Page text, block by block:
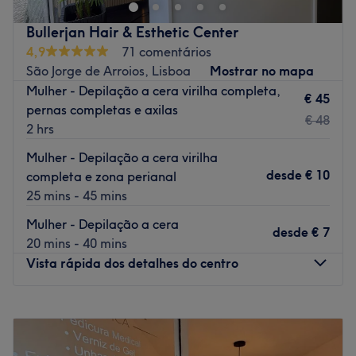
natural, reserva já e comprova por ti mesma!
Transporte público mais próximo:
A quatro minutos a pé da paragem de Metro 'Avenida'.
A equipa:
Uma equipa com anos de experiência no sector e
tratamentos.
O que mais gostamos:
Especializados em: cortes de cabelo, coloração capilar,
tratamentos capilares, depilação com cera, extensão de
pestanas e muito mais.
Go to venue
Bullerjan Hair & Esthetic Center
4,9
71 comentários
São Jorge de Arroios, Lisboa
Mostrar no mapa
Mulher - Depilação a cera virilha completa,
pernas completas e axilas
2 hrs
€ 45
€ 48
Mulher - Depilação a cera virilha
completa e zona perianal
25 mins - 45 mins
desde € 10
Mulher - Depilação a cera
20 mins - 40 mins
desde € 7
Vista rápida dos detalhes do centro
Terça-feira
Quarta-feira
10:00